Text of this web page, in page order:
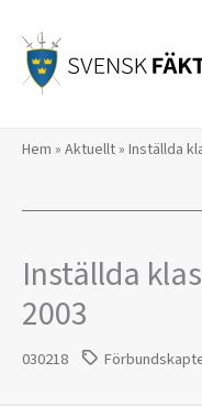
innehåll
Hem » Aktuellt» Inställda
Inställda
2003
030218